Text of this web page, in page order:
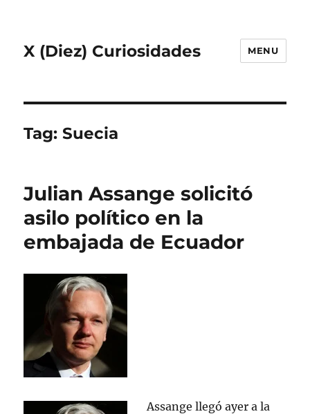
X (Diez) Curiosidades MENU
Tag:Suecia
Julian Assange solicitó
asilo político en la
embajada de Ecuador
Assange llegó ayer a la